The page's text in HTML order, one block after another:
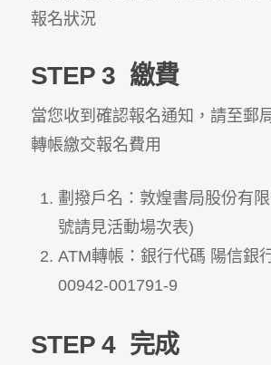
報名狀況
STEP 3 繳費
當您收到確認報名通知，請至郵
轉帳繳交報名費用
劃撥戶名：敦煌書局股份有
號請見活動場次表)
ATM轉帳：銀行代碼 陽信銀
00942-001791-9
STEP 4 完成